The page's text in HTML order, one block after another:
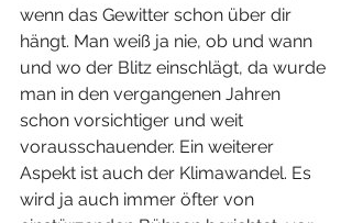
wenn das Gewitter schon über dir
hängt. Man weiß ja nie, ob und wann
und wo der Blitz einschlägt, da wurde
man in den vergangenen Jahren
schon vorsichtiger und weit
vorausschauender. Ein weiterer
Aspekt ist auch der Klimawandel. Es
wird ja auch immer öfter von